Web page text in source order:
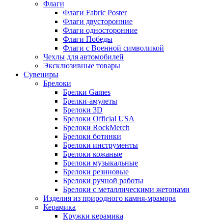
Флаги
Флаги Fabric Poster
Флаги двусторонние
Флаги односторонние
Флаги Победы
Флаги с Военной символикой
Чехлы для автомобилей
Эксклюзивные товары
Сувениры
Брелоки
Брелки Games
Брелки-амулеты
Брелоки 3D
Брелоки Official USA
Брелоки RockMerch
Брелоки ботинки
Брелоки инструменты
Брелоки кожаные
Брелоки музыкальные
Брелоки резиновые
Брелоки ручной работы
Брелоки с металлическими жетонами
Изделия из природного камня-мрамора
Керамика
Кружки керамика